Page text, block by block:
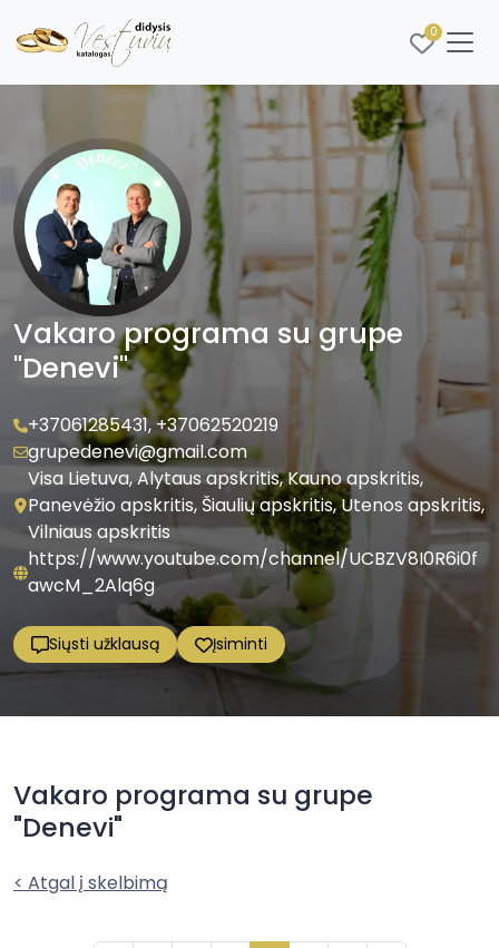
0
Vakaro programa su grupe
"Denevi"
+37061285431, +37062520219
grupedenevi@gmail.com
Visa Lietuva, Alytaus apskritis, Kauno apskritis,
Panevėžio apskritis, Šiaulių apskritis, Utenos apskritis,
Vilniaus apskritis
https://www.youtube.com/channel/UCBZV8I0R6i0f
awcM_2Alq6g
Siųsti užklausą Įsiminti
Vakaro programa su grupe
"Denevi"
< Atgal į skelbimą